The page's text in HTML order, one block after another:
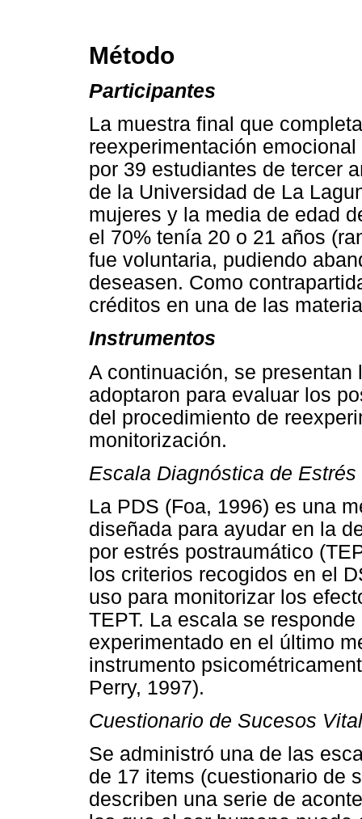
Método
Participantes
La muestra final que
reexperimentación
por 39 estudiantes de tercer
de la Universidad de La
mujeres y la media de edad
el 70% tenía 20 o 21 años
fue voluntaria, pudiendo
deseasen. Como
créditos en una de las
Instrumentos
A continuación, se
adoptaron para evaluar los
del procedimiento de
monitorización.
Escala Diagnóstica de
La PDS (Foa, 1996) es una
diseñada para ayudar en la
por estrés postraumático
los criterios recogidos en el
uso para monitorizar los
TEPT. La escala se
experimentado en el último
instrumento
Perry, 1997).
Cuestionario de Sucesos
Se administró una de las
de 17 items (cuestionario de
describen una serie de